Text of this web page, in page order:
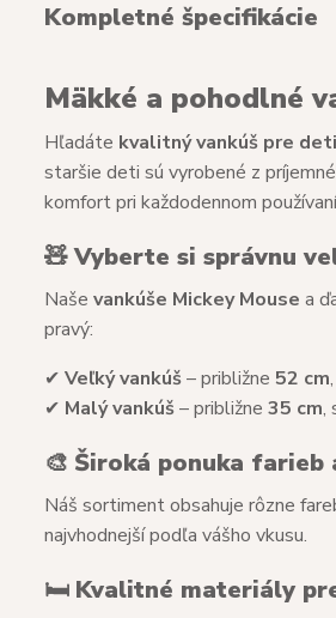
Kompletné špecifikácie
Mäkké a pohodlné
Hľadáte kvalitný vankúš pre deti
staršie deti sú vyrobené z
komfort pri každodennom
🧸Vyberte si správnu
Naše vankúše Mickey Mouse a
pravý:
✔ Veľký vankúš– približne 52 cm
✔ Malý vankúš– približne 35 cm,
🎨 Široká ponuka farieb
Náš sortiment obsahuje rôzne
najvhodnejší podľa vášho vkusu.
🛏 Kvalitné materiály